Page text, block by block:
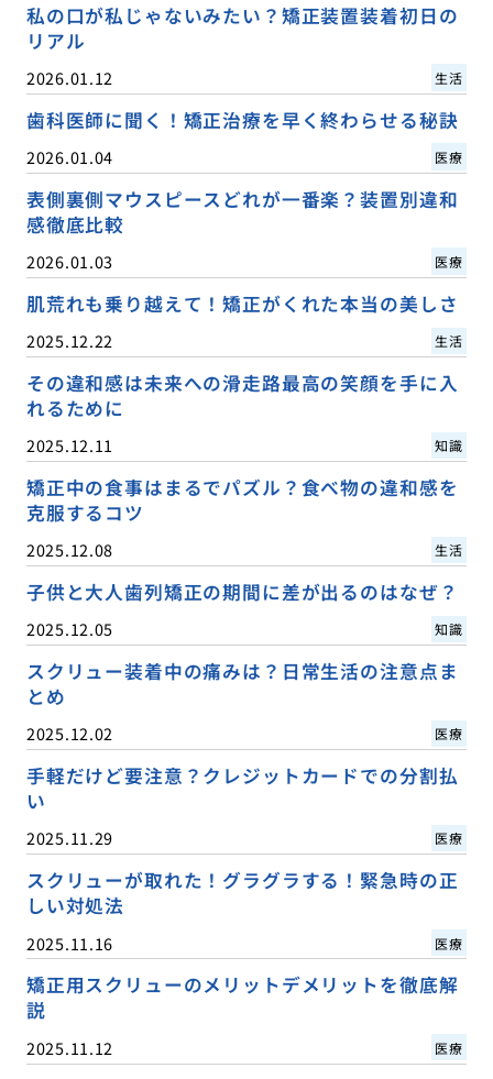
私の口が私じゃないみたい？矯正装置装着初日の
リアル
2026.01.12 生活
歯科医師に聞く！矯正治療を早く終わらせる秘訣
2026.01.04 医療
表側裏側マウスピースどれが一番楽？装置別違和
感徹底比較
2026.01.03 医療
肌荒れも乗り越えて！矯正がくれた本当の美しさ
2025.12.22 生活
その違和感は未来への滑走路最高の笑顔を手に入
れるために
2025.12.11 知識
矯正中の食事はまるでパズル？食べ物の違和感を
克服するコツ
2025.12.08 生活
子供と大人歯列矯正の期間に差が出るのはなぜ？
2025.12.05 知識
スクリュー装着中の痛みは？日常生活の注意点ま
とめ
2025.12.02 医療
手軽だけど要注意？クレジットカードでの分割払
い
2025.11.29 医療
スクリューが取れた！グラグラする！緊急時の正
しい対処法
2025.11.16 医療
矯正用スクリューのメリットデメリットを徹底解
説
2025.11.12 医療